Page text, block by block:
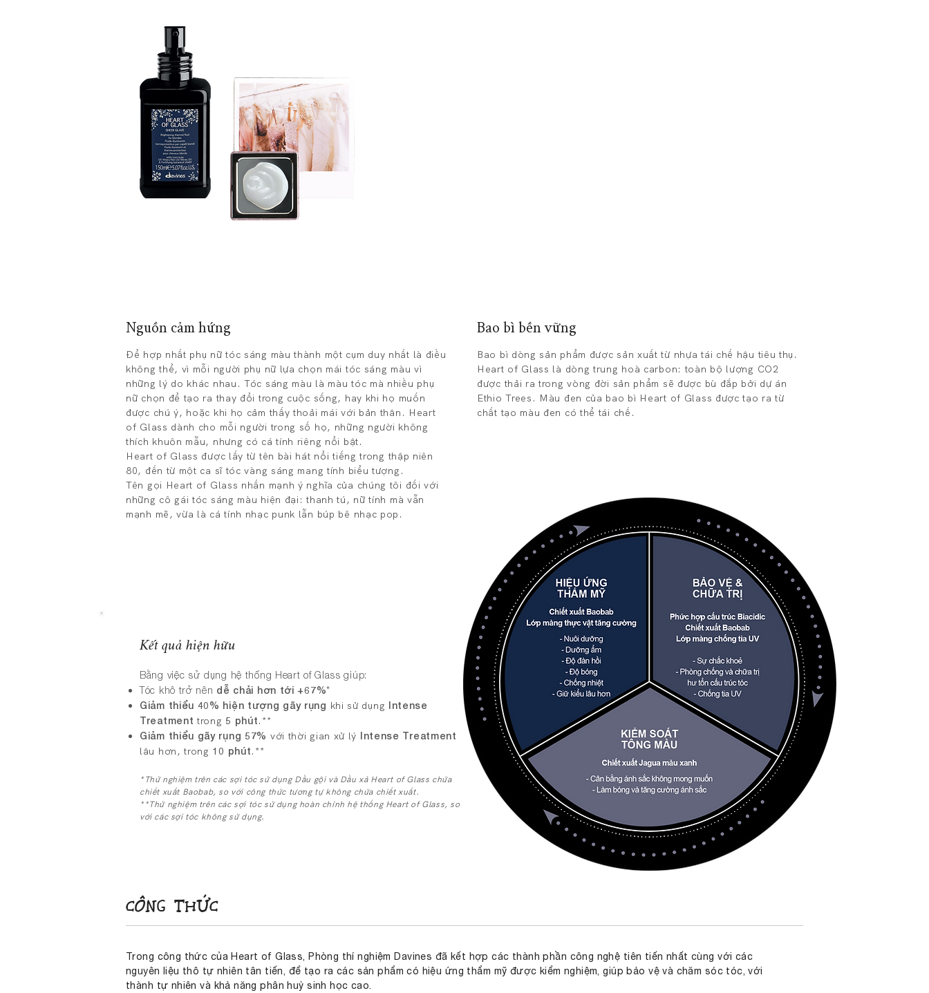
Nguồn cảm hứng Bao bì bền vững
Để hợp nhất phụ nữ tóc sáng màu thành một cụm duy nhất là điều
không thể, vì mỗi người phụ nữ lựa chọn mái tóc sáng màu vì
những lý do khác nhau. Tóc sáng màu là màu tóc mà nhiều phụ
nữ chọn để tạo ra thay đổi trong cuộc sống, hay khi họ muốn
được chú ý, hoặc khi họ cảm thấy thoải mái với bản thân. Heart
of Glass dành cho mỗi người trong số họ, những người không
thích khuôn mẫu, nhưng có cá tính riêng nổi bật.
Heart of Glass được lấy từ tên bài hát nổi tiếng trong thập niên
80, đến từ một ca sĩ tóc vàng sáng mang tính biểu tượng.
Tên gọi Heart of Glass nhấn mạnh ý nghĩa của chúng tôi đối với
những cô gái tóc sáng màu hiện đại: thanh tú, nữ tính mà vẫn
mạnh mẽ, vừa là cá tính nhạc punk lẫn búp bê nhạc pop.
Kết quả hiện hữu
Bằng việc sử dụng hệ thống Heart of Glass giúp:
Tóc khô trở nên dễ chải hơn tới +67%*​
Giảm thiểu 40% hiện tượng gãy rụng khi sử dụng Intense
Treatment trong 5 phút.**
Giảm thiểu gãy rụng 57% với thời gian xử lý Intense Treatment
lâu hơn, trong 10 phút.**
*Thử nghiệm trên các sợi tóc sử dụng Dầu gội và Dầu xả Heart of Glass chứa
chiết xuất Baobab, so với công thức tương tự không chứa chiết xuất.
**Thử nghiệm trên các sợi tóc sử dụng hoàn chỉnh hệ thống Heart of Glass, so
với các sợi tóc không sử dụng.
Bao bì dòng sản phẩm được sản xuất từ nhựa tái chế hậu tiêu thụ.
Heart of Glass là dòng trung hoà carbon: toàn bộ lượng CO2
được thải ra trong vòng đời sản phẩm sẽ được bù đắp bởi dự án
Ethio Trees. Màu đen của bao bì Heart of Glass được tạo ra từ
chất tạo màu đen có thể tái chế.
CÔNG THỨC
Trong công thức của Heart of Glass, Phòng thí nghiệm Davines đã kết hợp các thành phần công nghệ tiên tiến nhất cùng với các
nguyên liệu thô tự nhiên tân tiến, để tạo ra các sản phẩm có hiệu ứng thẩm mỹ được kiểm nghiệm, giúp bảo vệ và chăm sóc tóc, với
thành tự nhiên và khả năng phân huỷ sinh học cao.